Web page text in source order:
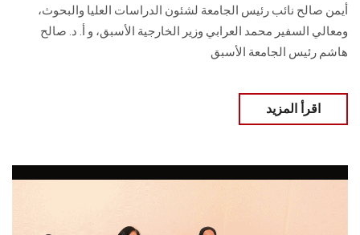
أيمن صالح نائب رئيس الجامعة لشئون الدراسات العليا والبحوث،
ومعالي السفير محمد العرابي وزير الخارجية الأسبق، و أ. د. صالح
هاشم رئيس الجامعة الأسبق
اقرأ المزيد